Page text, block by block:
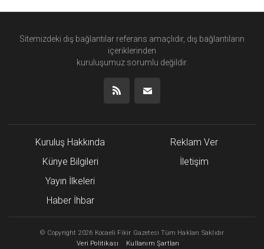
Sitemizdeki dış bağlantılar referans amaçlıdır, dış bağlantıların
içeriklerinden
kuruluşumuz sorumlu değildir.
Kuruluş Hakkında
Künye Bilgileri
Yayın İlkeleri
Haber İhbar
Reklam Ver
İletişim
© Copyright 2026 Kocaeli Fikir Gazetesi Tüm Hakları Saklıdır
Veri Politikası
Kullanım Şartları